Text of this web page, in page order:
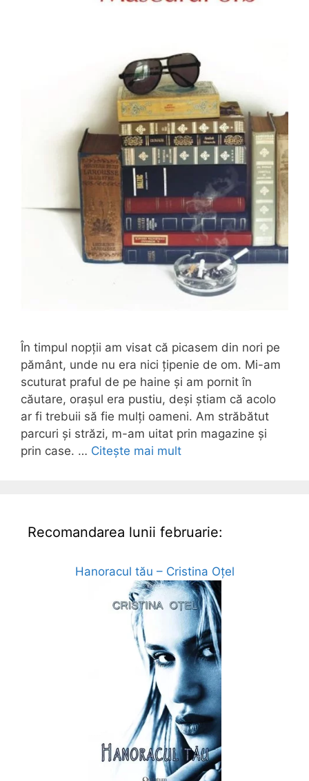
În timpul nopții am visat că picasem din nori pe
pământ, unde nu era nici țipenie de om. Mi-am
scuturat praful de pe haine și am pornit în
căutare, orașul era pustiu, deși știam că acolo
ar fi trebuii să fie mulți oameni. Am străbătut
parcuri și străzi, m-am uitat prin magazine și
prin case. … Citește mai mult
Recomandarea lunii februarie:
Hanoracul tău – Cristina Oțel